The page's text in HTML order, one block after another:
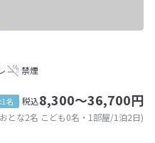
禁煙
1名 税込8,300～36,700円
とな2名 こども0名・1部屋/1泊2日)